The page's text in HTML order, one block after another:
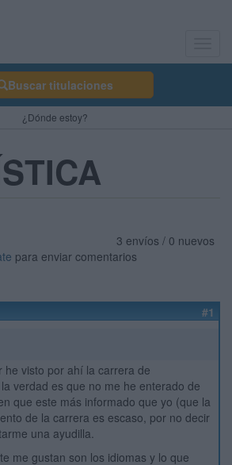
Buscar titulaciones
¿Dónde estoy?
3 envíos / 0 nuevos
para enviar comentarios
#1
he visto por ahí la carrera de
verdad es que no me he enterado de
que este más informado que yo (que la
de la carrera es escaso, por no decir
una ayudilla.
me gustan son los idiomas y lo que